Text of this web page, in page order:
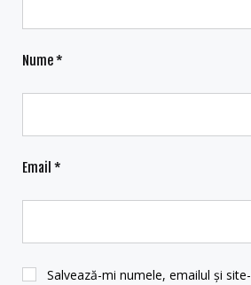
Nume*
Email *
Salvează-mi numele, emailul și